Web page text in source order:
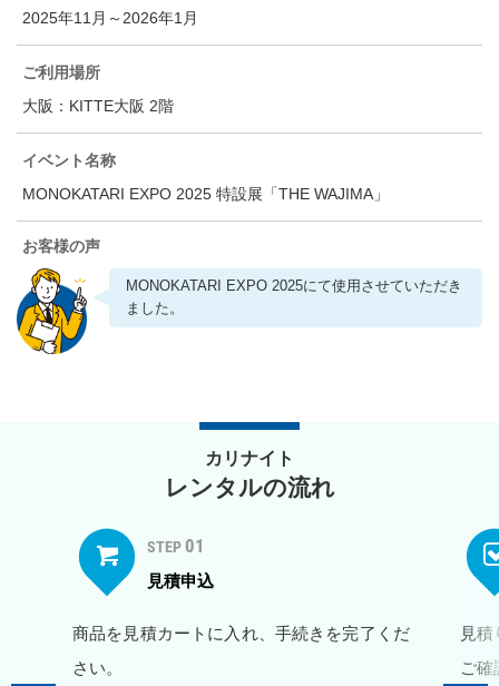
2025年11月～2026年1月
ご利用場所
大阪：KITTE大阪 2階
イベント名称
MONOKATARI EXPO 2025 特設展「THE WAJIMA」
お客様の声
MONOKATARI EXPO 2025にて使用させていただき
ました。
カリナイト
レンタルの流れ
STEP 01
見積申込
商品を見積カートに入れ、手続きを完了くだ
さい。
見
ご確